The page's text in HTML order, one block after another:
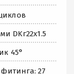
DKг22х1.5
45°
27